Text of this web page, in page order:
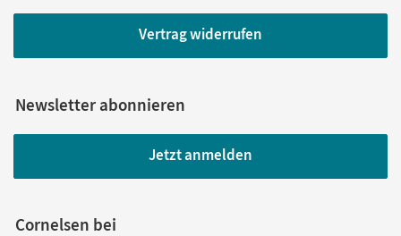
Vertrag widerrufen
Newsletter abonnieren
Jetzt anmelden
Cornelsen bei